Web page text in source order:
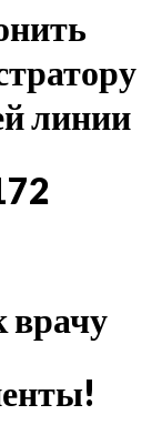
линии
врачу